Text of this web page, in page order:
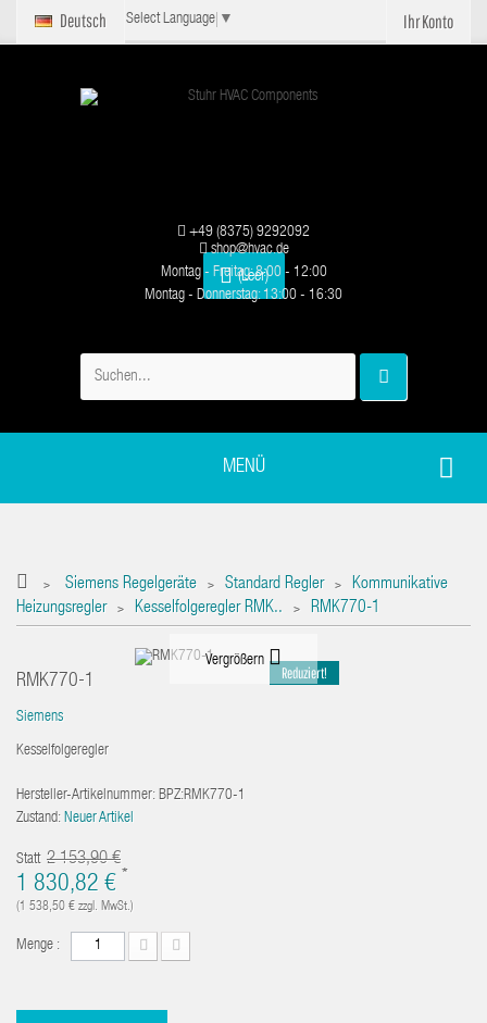
Ihr Konto
Deutsch Select Language ▼
(Leer)
+49 (8375) 9292092
shop@hvac.de
Montag - Freitag: 8:00 - 12:00
Montag - Donnerstag: 13:00 - 16:30
MENÜ
> Siemens Regelgeräte > Standard Regler >
Kommunikative
Heizungsregler
> Kesselfolgeregler RMK.. > RMK770-1
Reduziert!
Vergrößern
RMK770-1
Siemens
Kesselfolgeregler
Hersteller-Artikelnummer: BPZ:RMK770-1
Zustand: Neuer Artikel
Statt 2 153,90 €
1 830,82 € *
(1 538,50 € zzgl. MwSt.)
Menge :